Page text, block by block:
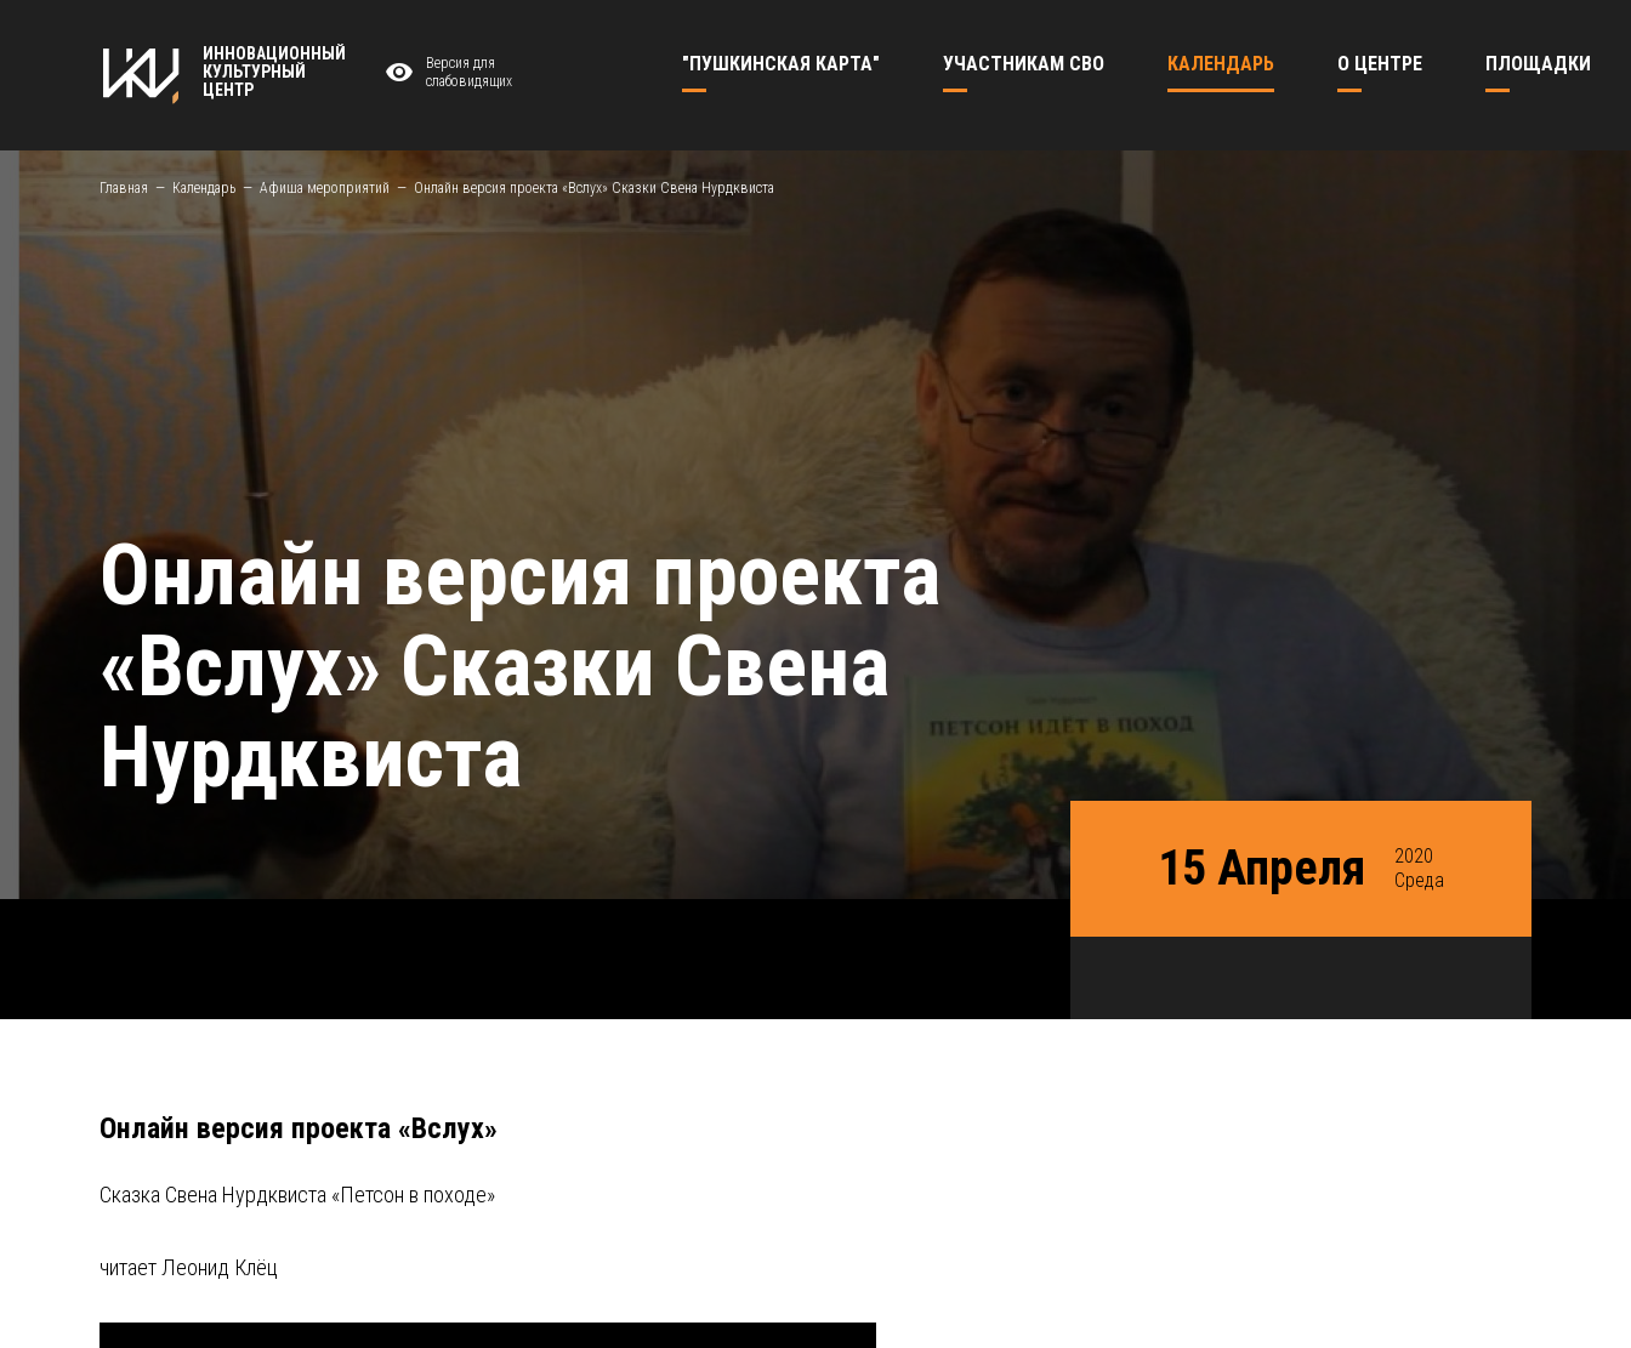
ИННОВАЦИОННЫЙ
КУЛЬТУРНЫЙ
ЦЕНТР
Версия для
слабовидящих
"ПУШКИНСКАЯ КАРТА" УЧАСТНИКАМ СВО КАЛЕНДАРЬ О ЦЕНТРЕ ПЛОЩАДКИ
Главная Календарь Афиша мероприятий Онлайн версия проекта «Вслух» Сказки Свена Нурдквиста
Онлайн версия проекта
«Вслух» Сказки Свена
Нурдквиста
15 Апреля
2020
Среда
Онлайн версия проекта «Вслух»
Сказка Свена Нурдквиста «Петсон в походе»
читает Леонид Клёц